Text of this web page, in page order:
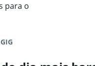
para o